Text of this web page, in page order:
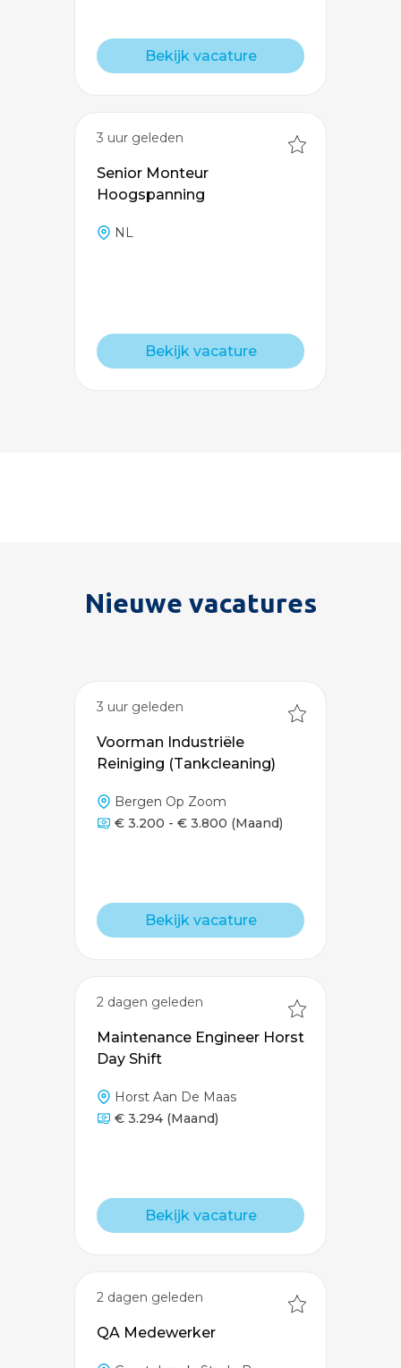
Bekijk vacature
3 uur geleden
Senior Monteur
Hoogspanning
NL
Bekijk vacature
Nieuwe vacatures
3 uur geleden
Voorman Industriële
Reiniging (Tankcleaning)
Bergen Op Zoom
€ 3.200 - € 3.800 (Maand)
Bekijk vacature
2 dagen geleden
Maintenance Engineer Horst
Day Shift
Horst Aan De Maas
€ 3.294 (Maand)
Bekijk vacature
2 dagen geleden
QA Medewerker